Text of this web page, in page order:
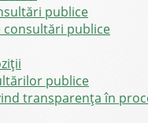
publice
publice
publice
transparenţa în